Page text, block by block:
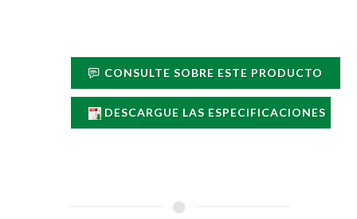
CONSULTE SOBRE ESTE PRODUCTO
DESCARGUE LAS ESPECIFICACIONES